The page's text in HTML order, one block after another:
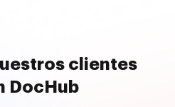
clientes
DocHub